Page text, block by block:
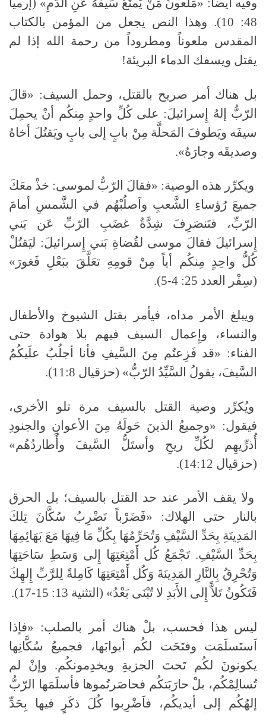
وفيه أيضاً: «مَلعونٌ مَنْ يَمنَعُ سَيفَهُ عَنِ الدَّمِ» (إرميا
48: 10). وهذا النص يجعل من المؤمن بالكتاب
المقدس ملعوناً ومطروداً من رحمة الله إذا لم
يقتل ويسفك الدماء البريئة!
بل هناك أمر صريح بالقتل، وحمل السيف: «قالَ
الرّبُّ إلهُ إِسرائيلَ: على كُلِّ واحدٍ مِنكُم أنْ يحمِلَ
سيفَه ويَطوفَ المَحلَّة مِنْ بابٍ إلى بابٍ ويَقتُلَ أخاهُ
وصديقَه وجارَهُ».
ويكرِّر هذه الوصية: «فقالَ الرّبُّ لموسى: خذْ معَكَ
جميعَ رُؤساءِ الشَّعبِ واَصلُبْهُم في الشَّمسِ أمامَ
الرّبِّ، فتَنصَرِفَ شِدَّةُ غضَبِ الرّبِّ عَن بَني
إِسرائيلَ فقالَ موسى لقُضاةِ بَني إِسرائيلَ: ليَقتُلْ
كُلُّ واحِدٍ مِنكُم أياً مِنْ قومِهِ تعَلَّقَ ببَعْلِ فَغورَ»
(سِفْر العدد 25: 4-5).
ويبلغ الأمر مداه، فيأمر بقتل الشيوخ والأطفال
والنساء، وإِعمال السيف فيهم بلا هوادة حتى
الفناء: «قد فَزِعتُم مِنَ السَّيفِ فأنا أجلُبُ علَيكُمُ
السَّيفَ، يقولُ السَّيِّدُ الرّبُّ» (حزقيال 11:8).
ويُكرِّر وصية القتل بالسيف مرة تلو الأخرى،
فيقول: «وجميعُ الذينَ حَولَهُ مِنَ الأعوانِ والجنودِ
أُذرِّيهِم لكُلِّ ريحِ وأستَلُّ السَّيفَ وأُطاردُهُم»
(حزقيال 14:12).
ولا يقف الأمر عند حد القتل بالسيف؛ بل الحرق
بالنار حتى الهلاك: «فَضَرْباً تَضْرِبُ سُكَّانَ تِلكَ
المَدِينَةِ بِحَدِّ السَّيْفِ وَتُحَرِّمُهَا بِكُلِّ مَا فِيهَا مَعَ بَهَائِمِهَا
بِحَدِّ السَّيْفِ. تَجْمَعُ كُل أَمْتِعَتِهَا إِلى وَسَطِ سَاحَتِهَا
وَتُحْرِقُ بِالنَّارِ المَدِينَةَ وَكُل أَمْتِعَتِهَا كَامِلةً لِلرَّبِّ إِلهِكَ
فَتَكُونُ تَلاًّ إِلى الأَبَدِ لا تُبْنَى بَعْدُ» (التثنية 13: 15-17).
ليس هذا فحسب، بلْ هناك أمر بالصلب: «فإذا
اَستَسلَمَت وفتَحَت لكُم أبوابَها، فجميعُ سُكَّانِها
يكونونَ لكُم تَحتَ الجزيةِ ويخدِمونكُم. وإنْ لم
تُسالِمْكُم، بلْ حارَبَتكُم فحاصَرتُموها فأسلَمَها الرّبُّ
إلهُكُم إلى أيديكُم، فاَضْرِبوا كُلَ ذكَرٍ فيها بِحَدِّ